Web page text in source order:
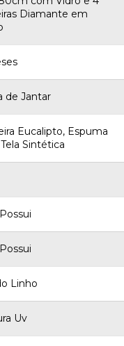
Diamante em
de Jantar
Eucalipto, Espuma
Tela Sintética
Linho
Uv